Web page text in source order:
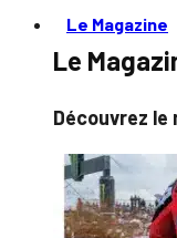
Le Magazine
Le
Découvrez le